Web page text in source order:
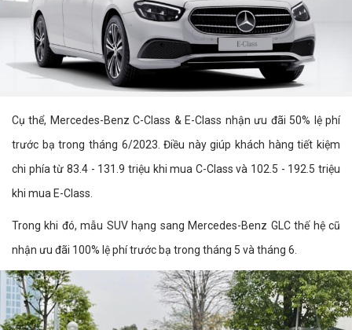
Cụ thể, Mercedes-Benz C-Class & E-Class nhận ưu đãi 50% lệ phí
trước bạ trong tháng 6/2023. Điều này giúp khách hàng tiết kiệm
chi phía từ 83.4 - 131.9 triệu khi mua C-Class và 102.5 - 192.5 triệu
khi mua E-Class.
Trong khi đó, mẫu SUV hạng sang Mercedes-Benz GLC thế hệ cũ
nhận ưu đãi 100% lệ phí trước bạ trong tháng 5 và tháng 6.